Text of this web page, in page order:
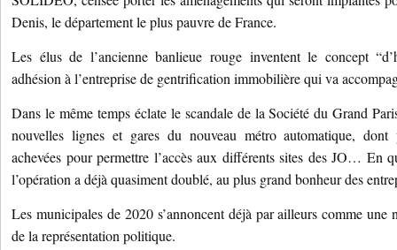
Denis, le département le plus pauvre de France.
Les élus de l’ancienne banlieue rouge inventent le concept
adhésion à l’entreprise de gentrification immobilière qui va
Dans le même temps éclate le scandale de la Société du Grand
nouvelles lignes et gares du nouveau métro automatique, dont
achevées pour permettre l’accès aux différents sites des JO… En
l’opération a déjà quasiment doublé, au plus grand bonheur des
Les municipales de 2020 s’annoncent déjà par ailleurs comme une
de la représentation politique.